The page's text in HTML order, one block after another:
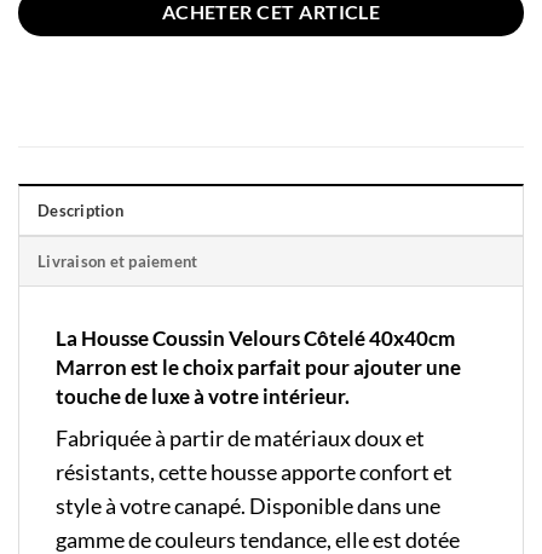
ACHETER CET ARTICLE
Description
Livraison et paiement
La Housse Coussin Velours Côtelé 40x40cm
Marron est le choix parfait pour ajouter une
touche de luxe à votre intérieur.
Fabriquée à partir de matériaux doux et
résistants, cette housse apporte confort et
style à votre canapé. Disponible dans une
gamme de couleurs tendance, elle est dotée